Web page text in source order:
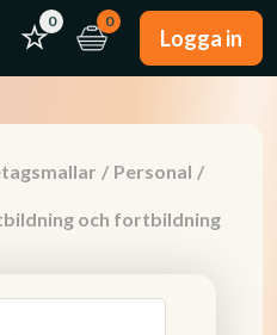
0 0
Logga in
/ Personal /
och fortbildning